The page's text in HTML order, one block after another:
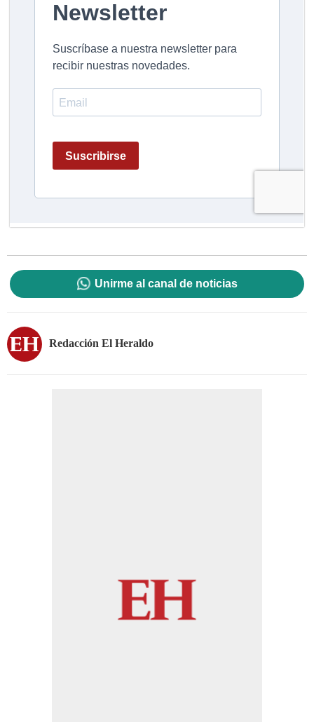
Unirme al canal de noticias
Redacción El Heraldo